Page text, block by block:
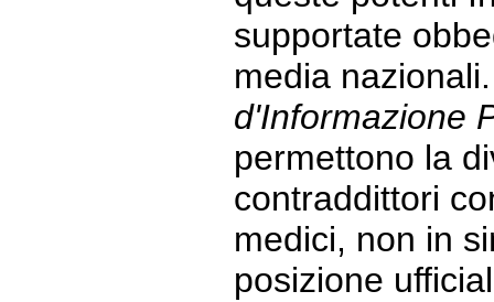
supportate
media
d'Informazione
permettono la
contraddittori
medici, non in
posizione